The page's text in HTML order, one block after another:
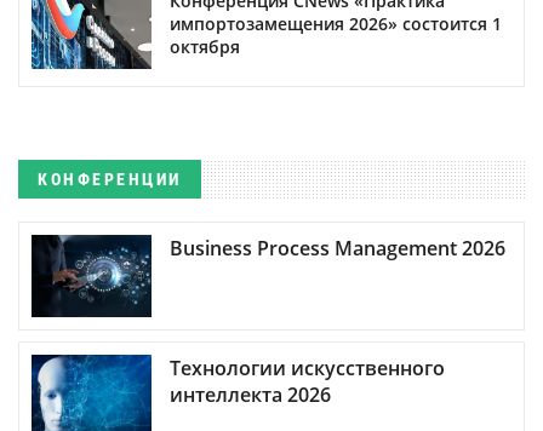
импортозамещения 2026» состоится 1
октября
КОНФЕРЕНЦИИ
Business Process Management 2026
Технологии искусственного
интеллекта 2026